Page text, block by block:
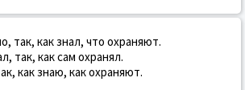
так, как знал, что охраняют.
так, как сам охранял.
как знаю, как охраняют.